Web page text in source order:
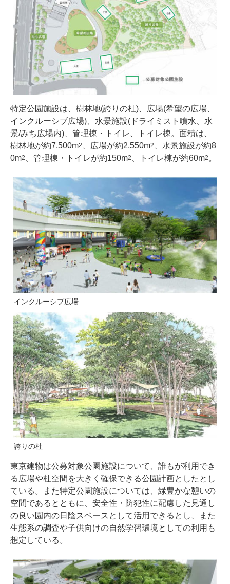
特定公園施設は、樹林地(誇りの杜)、広場(希望の広場、
インクルーシブ広場)、水景施設(ドライミスト噴水、水
景/みち広場内)、管理棟・トイレ、トイレ棟。面積は、
樹林地が約7,500m2 、広場が約2,550m2
、水景施設が約8
0m2 、管理棟・トイレが約150m2 、トイレ棟が約60m2 。
インクルーシブ広場
誇りの杜
東京建物は公募対象公園施設について、誰もが利用でき
る広場や杜空間を大きく確保できる公園計画としたとし
ている。また特定公園施設については、緑豊かな憩いの
空間であるとともに、安全性・防犯性に配慮した見通し
の良い園内の日陰スペースとして活用できるとし、また
生態系の調査や子供向けの自然学習環境としての利用も
想定している。